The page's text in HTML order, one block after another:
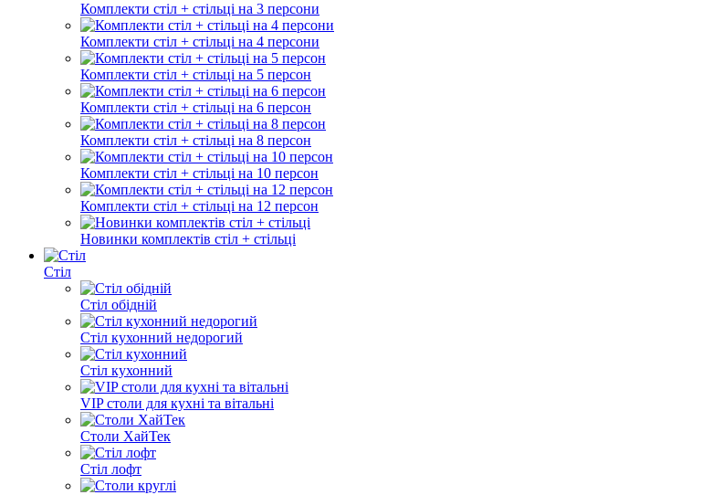
Комплекти стіл + стільці на 3 персони
Комплекти стіл + стільці на 4 персони
Комплекти стіл + стільці на 5 персон
Комплекти стіл + стільці на 6 персон
Комплекти стіл + стільці на 8 персон
Комплекти стіл + стільці на 10 персон
Комплекти стіл + стільці на 12 персон
Новинки комплектів стіл + стільці
Стіл
Стіл обідній
Стіл кухонний недорогий
Стіл кухонний
VIP столи для кухні та вітальні
Столи ХайТек
Стіл лофт